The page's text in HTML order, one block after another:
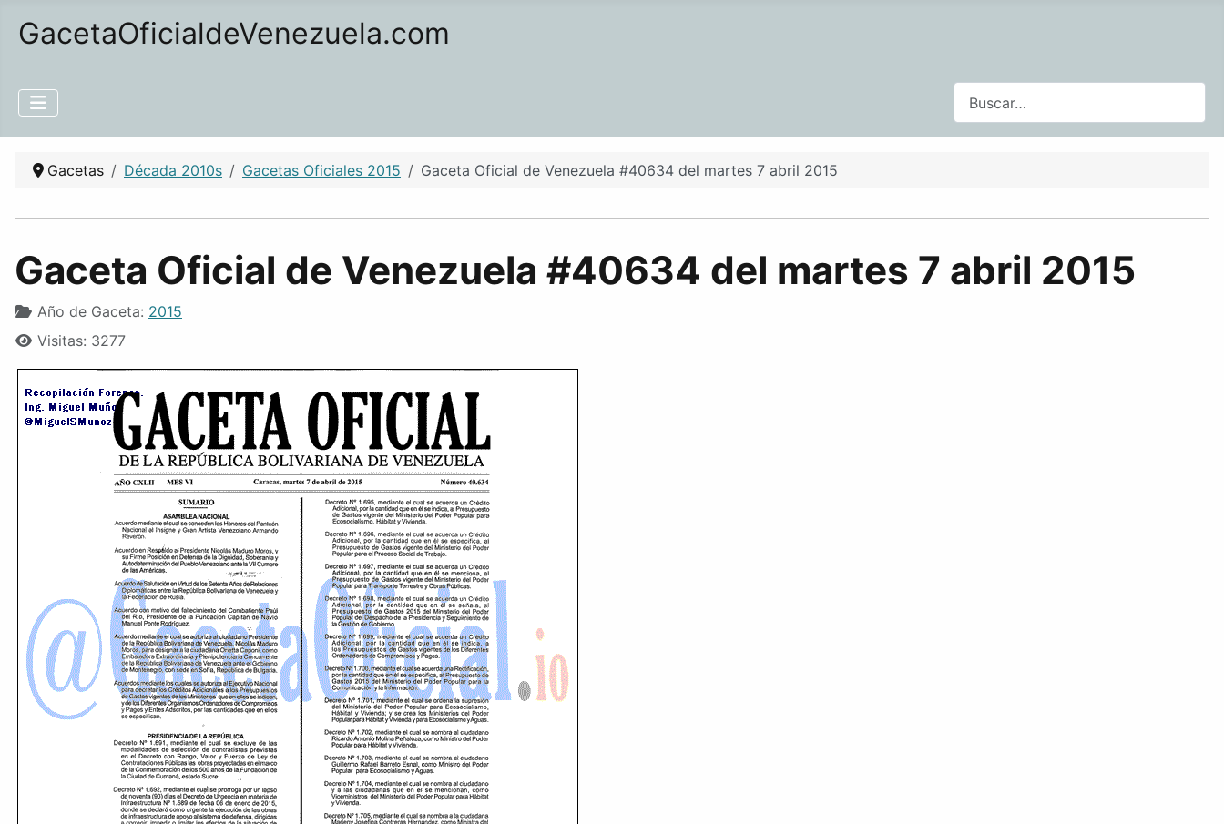
GacetaOficialdeVenezuela.com
Gacetas Década 2010s Gacetas Oficiales 2015 Gaceta Oficial de Venezuela #40634 del martes 7 abril 2015
Gaceta Oficial de Venezuela #40634 del martes 7 abril 2015
Año de Gaceta: 2015
Visitas: 3277